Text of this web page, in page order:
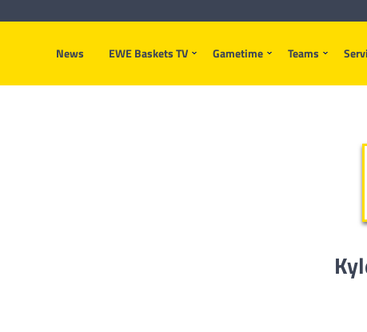
News EWE Baskets TV Gametime Teams